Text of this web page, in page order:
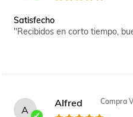
Satisfecho
"Recibidos en corto tiempo,
A
Alfred Compra